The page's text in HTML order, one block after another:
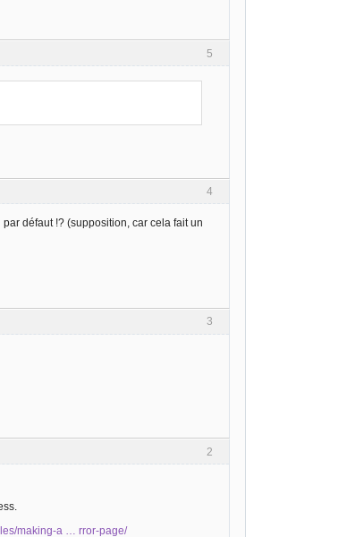
5
4
défaut !? (supposition, car cela fait un
3
2
making-a … rror-page/